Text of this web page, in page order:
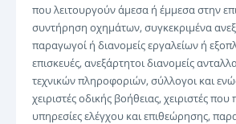
που λειτουργούν άμεσα ή έμμεσα στην
συντήρηση οχημάτων, συγκεκριμένα
παραγωγοί ή διανομείς εργαλείων ή
επισκευές, ανεξάρτητοι διανομείς
τεχνικών πληροφοριών, σύλλογοι και
χειριστές οδικής βοήθειας, χειριστές
υπηρεσίες ελέγχου και επιθεώρησης,